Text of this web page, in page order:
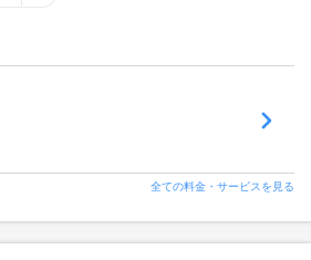
全ての料金・サービスを見る